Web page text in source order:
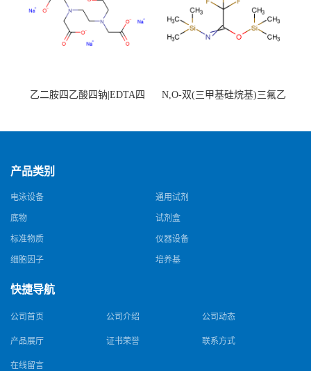
乙二胺四乙酸四钠|EDTA四
N,O-双(三甲基硅烷基)三氟乙
产品类别
电泳设备 通用试剂
底物 试剂盒
标准物质 仪器设备
细胞因子 培养基
快捷导航
公司首页 公司介绍 公司动态
产品展厅 证书荣誉 联系方式
在线留言